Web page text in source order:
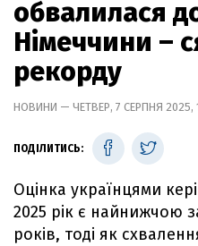
обвалилася
Німеччини –
рекорду
НОВИНИ — ЧЕТВЕР, 7 СЕРПНЯ 2025,
ПОДІЛИТИСЬ:
Оцінка українцями
2025 рік є найнижчою
років, тоді як